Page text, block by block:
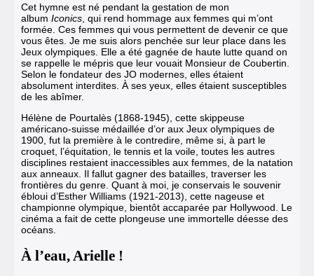
Cet hymne est né pendant la gestation de mon
album Iconics , qui rend hommage aux femmes qui m’ont
formée. Ces femmes qui vous permettent de devenir ce que
vous êtes. Je me suis alors penchée sur leur place dans les
Jeux olympiques . Elle a été gagnée de haute lutte quand on
se rappelle le mépris que leur vouait Monsieur de Coubertin
Selon le fondateur des JO modernes, elles étaient
absolument interdites. À ses yeux, elles étaient susceptibles
de les abîmer.
Hélène de Pourtalès (1868-1945), cette skippeuse
américano-suisse médaillée d’or aux Jeux olympiques de
1900, fut la première à le contredire, même si, à part le
croquet, l’équitation, le tennis et la voile, toutes les autres
disciplines restaient inaccessibles aux femmes, de la natation
aux anneaux. Il fallut gagner des batailles, traverser les
frontières du genre. Quant à moi, je conservais le souvenir
ébloui d’Esther Williams (1921-2013), cette nageuse et
championne olympique, bientôt accaparée par Hollywood. Le
cinéma a fait de cette plongeuse une immortelle déesse des
océans.
À l’eau, Arielle !